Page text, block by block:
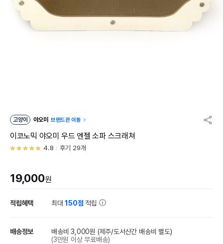
고양이 야오미 브랜드관 이동
이코노믹 야오미 우드 엔젤 소파 스크래쳐
4.8 후기 29개
19,000원
적립혜택 최대150점 적립
배송정보 배송비 3,000원 (제주/도서산간 배송비 별도)
(3만원 이상 무료배송)